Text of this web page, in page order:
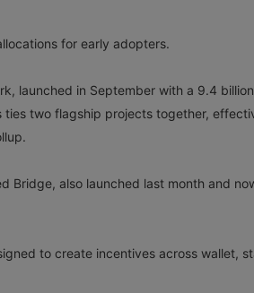
for early adopters.
launched in September with a 9.4
two flagship projects together,
Bridge, also launched last month and
to create incentives across wallet,